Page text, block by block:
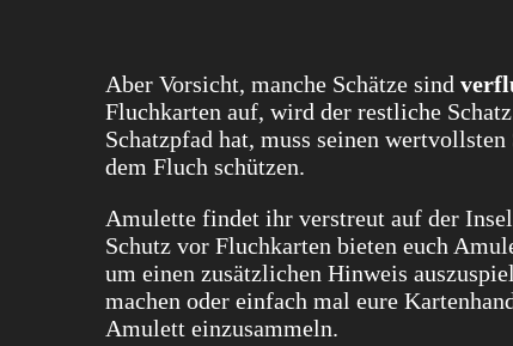
Aber Vorsicht, manche Schätze sind
Fluchkarten auf, wird der restliche
Schatzpfad hat, muss seinen
dem Fluch schützen.
Amulette findet ihr verstreut auf der
Schutz vor Fluchkarten bieten euch
um einen zusätzlichen Hinweis
machen oder einfach mal eure
Amulett einzusammeln.